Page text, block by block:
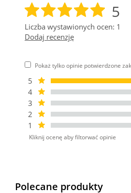
5
Liczba wystawionych ocen: 1
Dodaj recenzję
Pokaż tylko opinie potwierdzone
5
4
3
2
1
Kliknij ocenę aby filtorwać opinie
Polecane produkty